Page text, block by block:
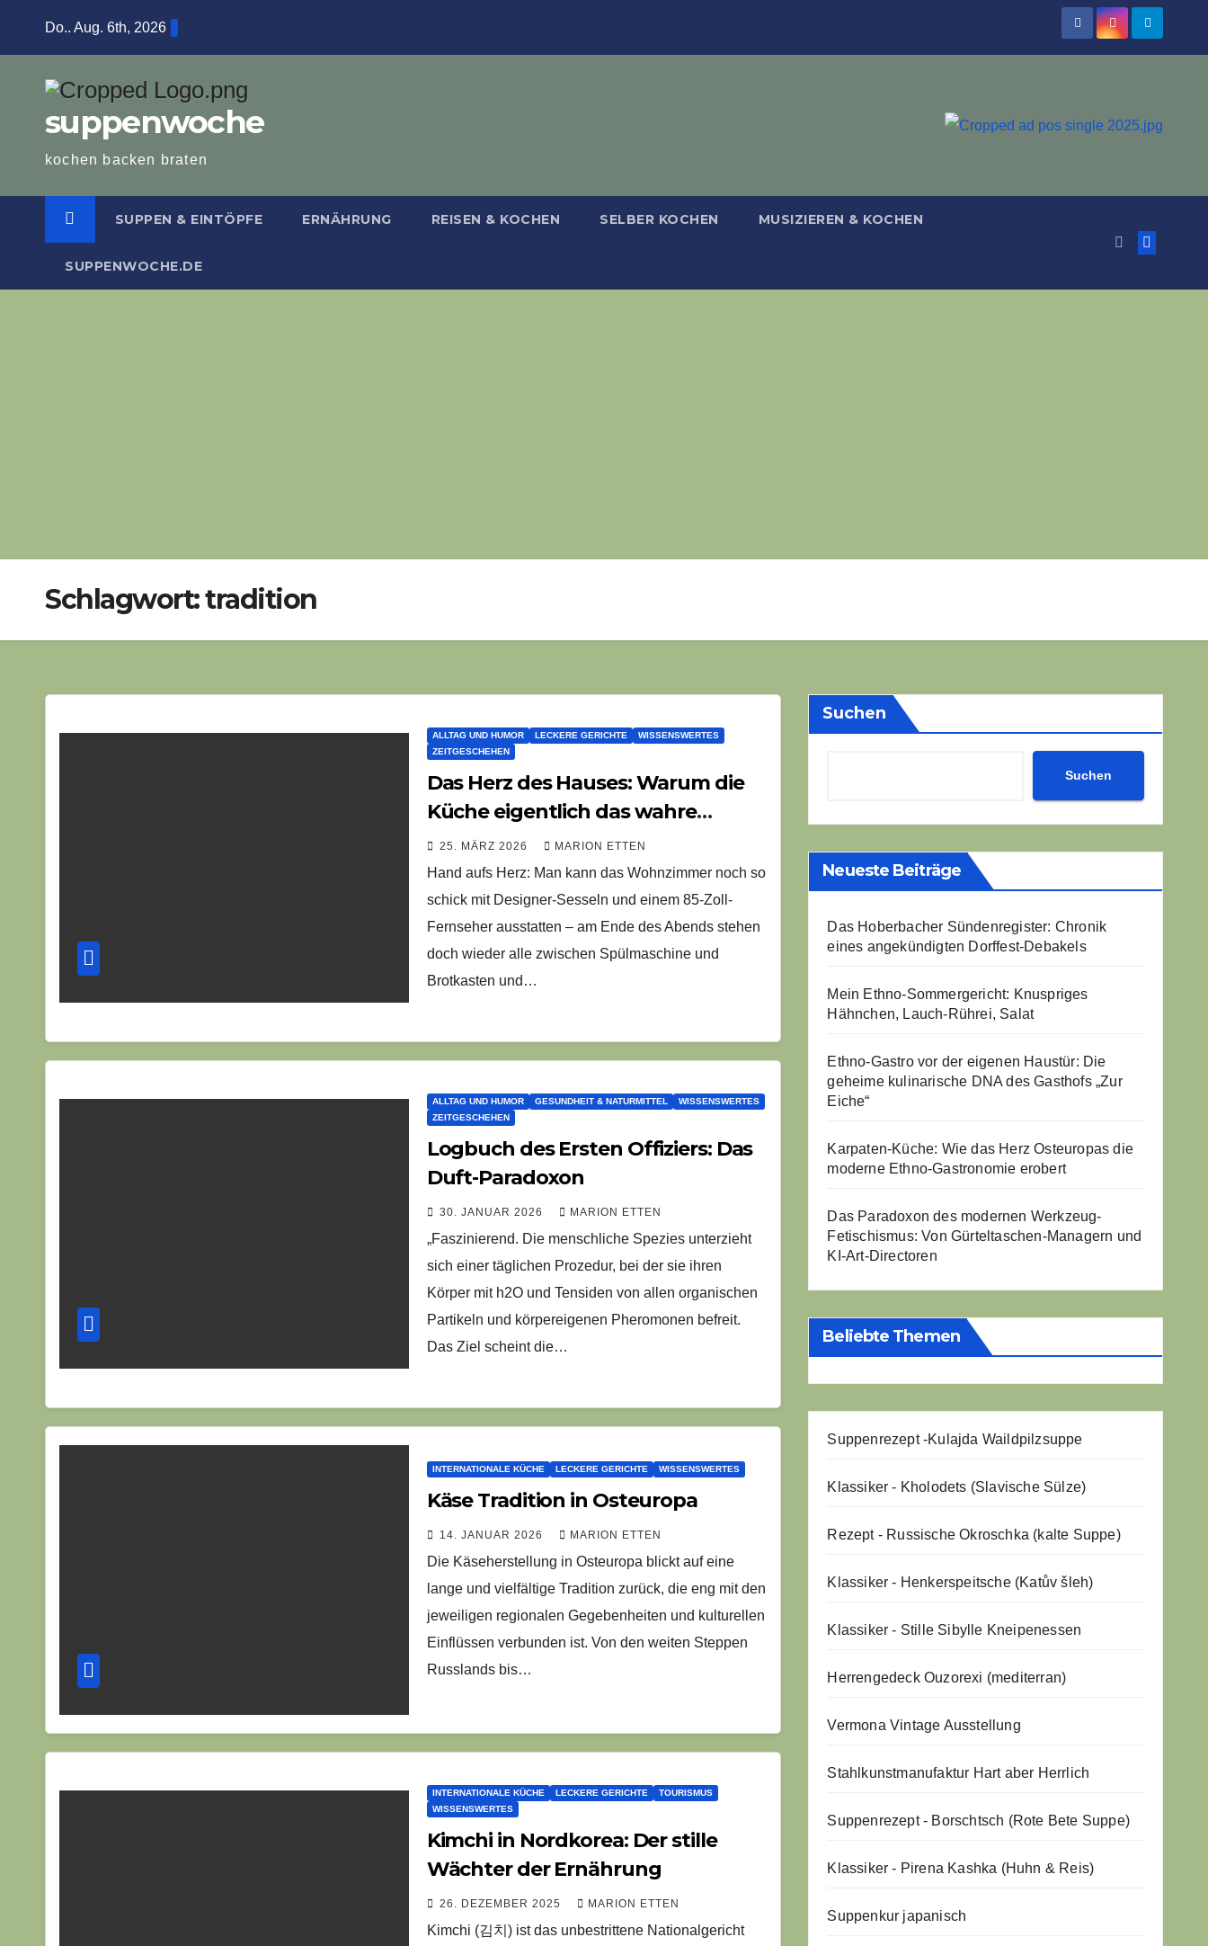
Do.. Aug. 6th, 2026
suppenwoche
kochen backen braten
SUPPEN & EINTÖPFE ERNÄHRUNG REISEN & KOCHEN SELBER KOCHEN MUSIZIEREN & KOCHEN
SUPPENWOCHE.DE
Schlagwort:tradition
ALLTAG UND HUMOR LECKERE GERICHTE
WISSENSWERTES
ZEITGESCHEHEN
Das Herz des Hauses: Warum die
Küche eigentlich das wahre
Internet ist
25. MÄRZ 2026 MARION ETTEN
Hand aufs Herz: Man kann das Wohnzimmer noch so
schick mit Designer-Sesseln und einem 85-Zoll-
Fernseher ausstatten – am Ende des Abends stehen
doch wieder alle zwischen Spülmaschine und
Brotkasten und…
ALLTAG UND HUMOR GESUNDHEIT & NATURMITTEL
WISSENSWERTES
ZEITGESCHEHEN
Logbuch des Ersten Offiziers: Das
Duft-Paradoxon
30. JANUAR 2026 MARION ETTEN
„Faszinierend. Die menschliche Spezies unterzieht
sich einer täglichen Prozedur, bei der sie ihren
Körper mit h2O und Tensiden von allen organischen
Partikeln und körpereigenen Pheromonen befreit.
Das Ziel scheint die…
INTERNATIONALE KÜCHE LECKERE GERICHTE WISSENSWERTES
Käse Tradition in Osteuropa
14. JANUAR 2026 MARION ETTEN
Die Käseherstellung in Osteuropa blickt auf eine
lange und vielfältige Tradition zurück, die eng mit den
jeweiligen regionalen Gegebenheiten und kulturellen
Einflüssen verbunden ist. Von den weiten Steppen
Russlands bis…
INTERNATIONALE KÜCHE LECKERE GERICHTE
TOURISMUS
WISSENSWERTES
Kimchi in Nordkorea: Der stille
Wächter der Ernährung
26. DEZEMBER 2025 MARION ETTEN
Kimchi (김치) ist das unbestrittene Nationalgericht
Suchen
Suchen
Neueste Beiträge
Das Hoberbacher Sündenregister: Chronik
eines angekündigten Dorffest-Debakels
Mein Ethno-Sommergericht: Knuspriges
Hähnchen, Lauch-Rührei, Salat
Ethno-Gastro vor der eigenen Haustür: Die
geheime kulinarische DNA des Gasthofs „Zur
Eiche“
Karpaten-Küche: Wie das Herz Osteuropas die
moderne Ethno-Gastronomie erobert
Das Paradoxon des modernen Werkzeug-
Fetischismus: Von Gürteltaschen-Managern und
KI-Art-Directoren
Beliebte Themen
Suppenrezept -Kulajda Waildpilzsuppe
Klassiker - Kholodets (Slavische Sülze)
Rezept - Russische Okroschka (kalte Suppe)
Klassiker - Henkerspeitsche (Katův šleh)
Klassiker - Stille Sibylle Kneipenessen
Herrengedeck Ouzorexi (mediterran)
Vermona Vintage Ausstellung
Stahlkunstmanufaktur Hart aber Herrlich
Suppenrezept - Borschtsch (Rote Bete Suppe)
Klassiker - Pirena Kashka (Huhn & Reis)
Suppenkur japanisch